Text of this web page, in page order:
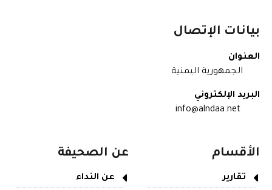
بيانات الإتصال
العنوان
الجمهورية اليمنية
البريد الإلكتروني
info@alndaa.net
الأقسام
تقارير
عن الصحيفة
عن النداء